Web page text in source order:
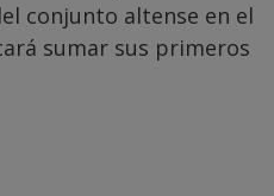
conjunto altense en el
sumar sus primeros